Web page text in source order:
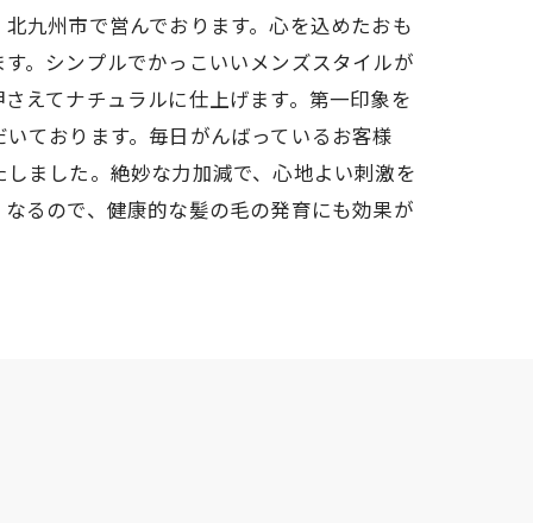
九州市で営んでおります。心を込めたおも
。シンプルでかっこいいメンズスタイルが
えてナチュラルに仕上げます。第一印象を
ております。毎日がんばっているお客様
ました。絶妙な力加減で、心地よい刺激を
るので、健康的な髪の毛の発育にも効果が